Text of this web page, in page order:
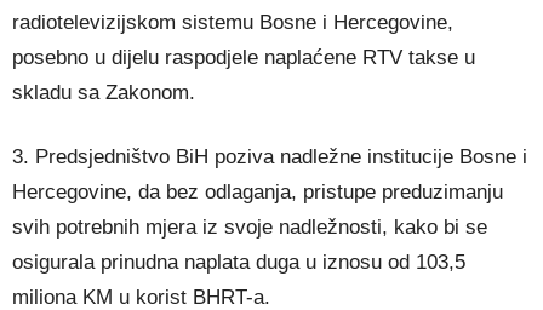
radiotelevizijskom sistemu Bosne i Hercegovine,
posebno u dijelu raspodjele naplaćene RTV takse u
skladu sa Zakonom.
3. Predsjedništvo BiH poziva nadležne institucije Bosne i
Hercegovine, da bez odlaganja, pristupe preduzimanju
svih potrebnih mjera iz svoje nadležnosti, kako bi se
osigurala prinudna naplata duga u iznosu od 103,5
miliona KM u korist BHRT-a.